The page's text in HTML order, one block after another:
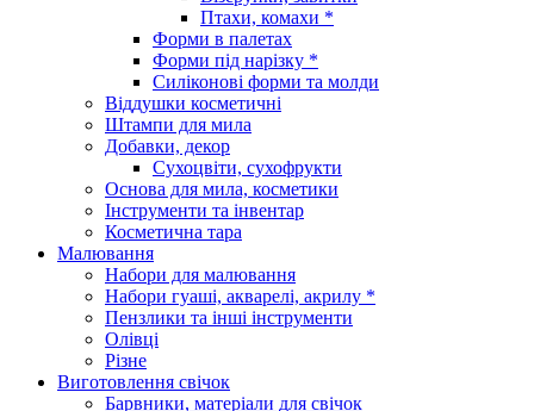
Птахи, комахи *
Форми в палетах
Форми під нарізку *
Силіконові форми та молди
Віддушки косметичні
Штампи для мила
Добавки, декор
Сухоцвіти, сухофрукти
Основа для мила, косметики
Інструменти та інвентар
Косметична тара
Малювання
Набори для малювання
Набори гуаші, акварелі, акрилу *
Пензлики та інші інструменти
Олівці
Різне
Виготовлення свічок
Барвники, матеріали для свічок